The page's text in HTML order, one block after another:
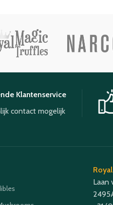
Klantenservice
contact mogelijk
Laan